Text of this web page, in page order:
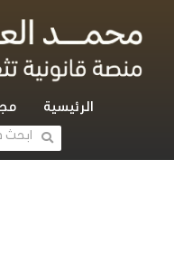
الرئيسية